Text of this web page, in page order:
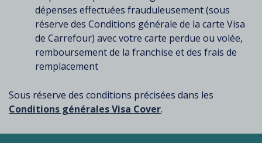
dépenses effectuées frauduleusement (sous
réserve des Conditions générale de la carte Visa
de Carrefour) avec votre carte perdue ou volée,
remboursement de la franchise et des frais de
remplacement
Sous réserve des conditions précisées dans les
Conditions générales Visa Cover.